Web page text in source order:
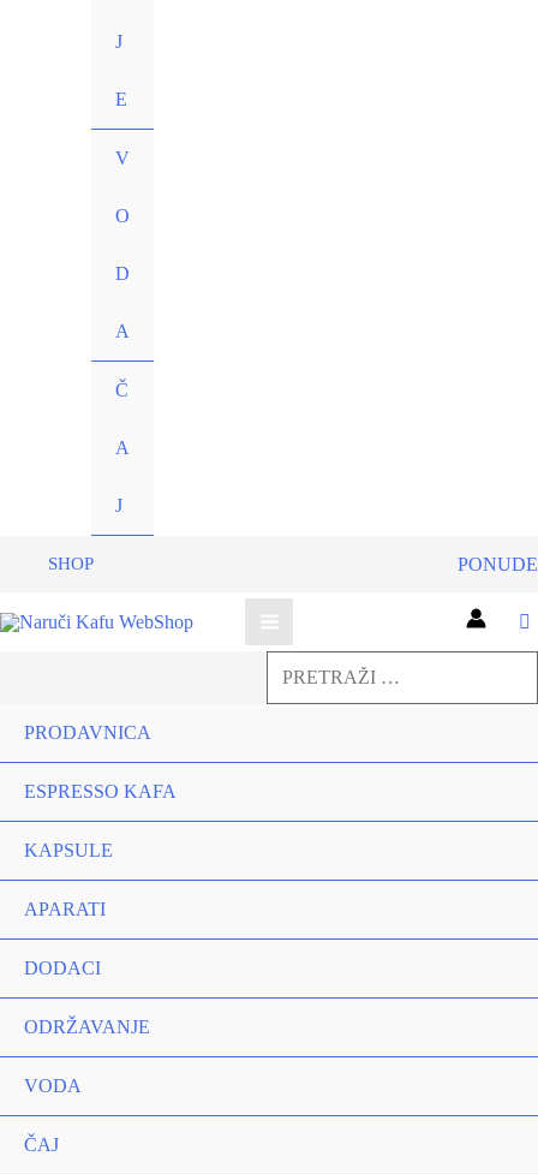
J
E
V
O
D
A
Č
A
J
SHOP PONUDE
Pretraga
za:
PRODAVNICA
ESPRESSO KAFA
KAPSULE
APARATI
DODACI
ODRŽAVANJE
VODA
ČAJ